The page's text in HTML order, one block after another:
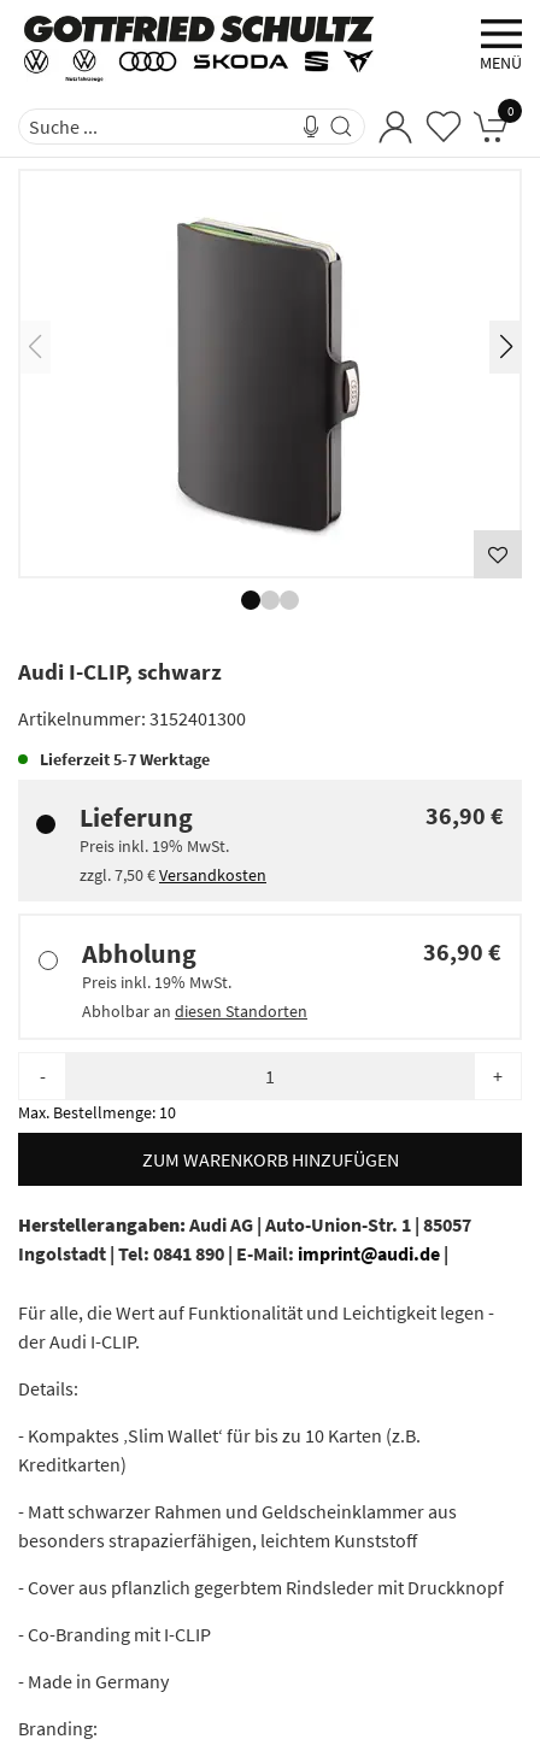
MENÜ
0
Audi I-CLIP, schwarz
Artikelnummer: 3152401300
Lieferzeit5-7 Werktage
Lieferung
Preis inkl. 19% MwSt.
zzgl.7,50 €Versandkosten
36,90 €
Abholung
Preis inkl. 19% MwSt.
Abholbar an diesen Standorten
36,90 €
- +
Max. Bestellmenge: 10
ZUM WARENKORB HINZUFÜGEN
Herstellerangaben: Audi AG | Auto-Union-Str. 1 | 85057
Ingolstadt | Tel: 0841 890 | E-Mail: imprint@audi.de |
Für alle, die Wert auf Funktionalität und Leichtigkeit legen -
der Audi I-CLIP.
Details:
- Kompaktes ‚Slim Wallet‘ für bis zu 10 Karten (z.B.
Kreditkarten)
- Matt schwarzer Rahmen und Geldscheinklammer aus
besonders strapazierfähigen, leichtem Kunststoff
- Cover aus pflanzlich gegerbtem Rindsleder mit Druckknopf
- Co-Branding mit I-CLIP
- Made in Germany
Branding: